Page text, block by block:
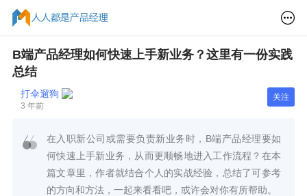
B端产品经理如何快速上手新业务？这里有一份实践
总结
打伞遛狗
3 年前
关注
在入职新公司或需要负责新业务时，B端产品经理要如
何快速上手新业务，从而更顺畅地进入工作流程？在本
篇文章里，作者就结合个人的实战经验，总结了可参考
的方向和方法，一起来看看吧，或许会对你有所帮助。